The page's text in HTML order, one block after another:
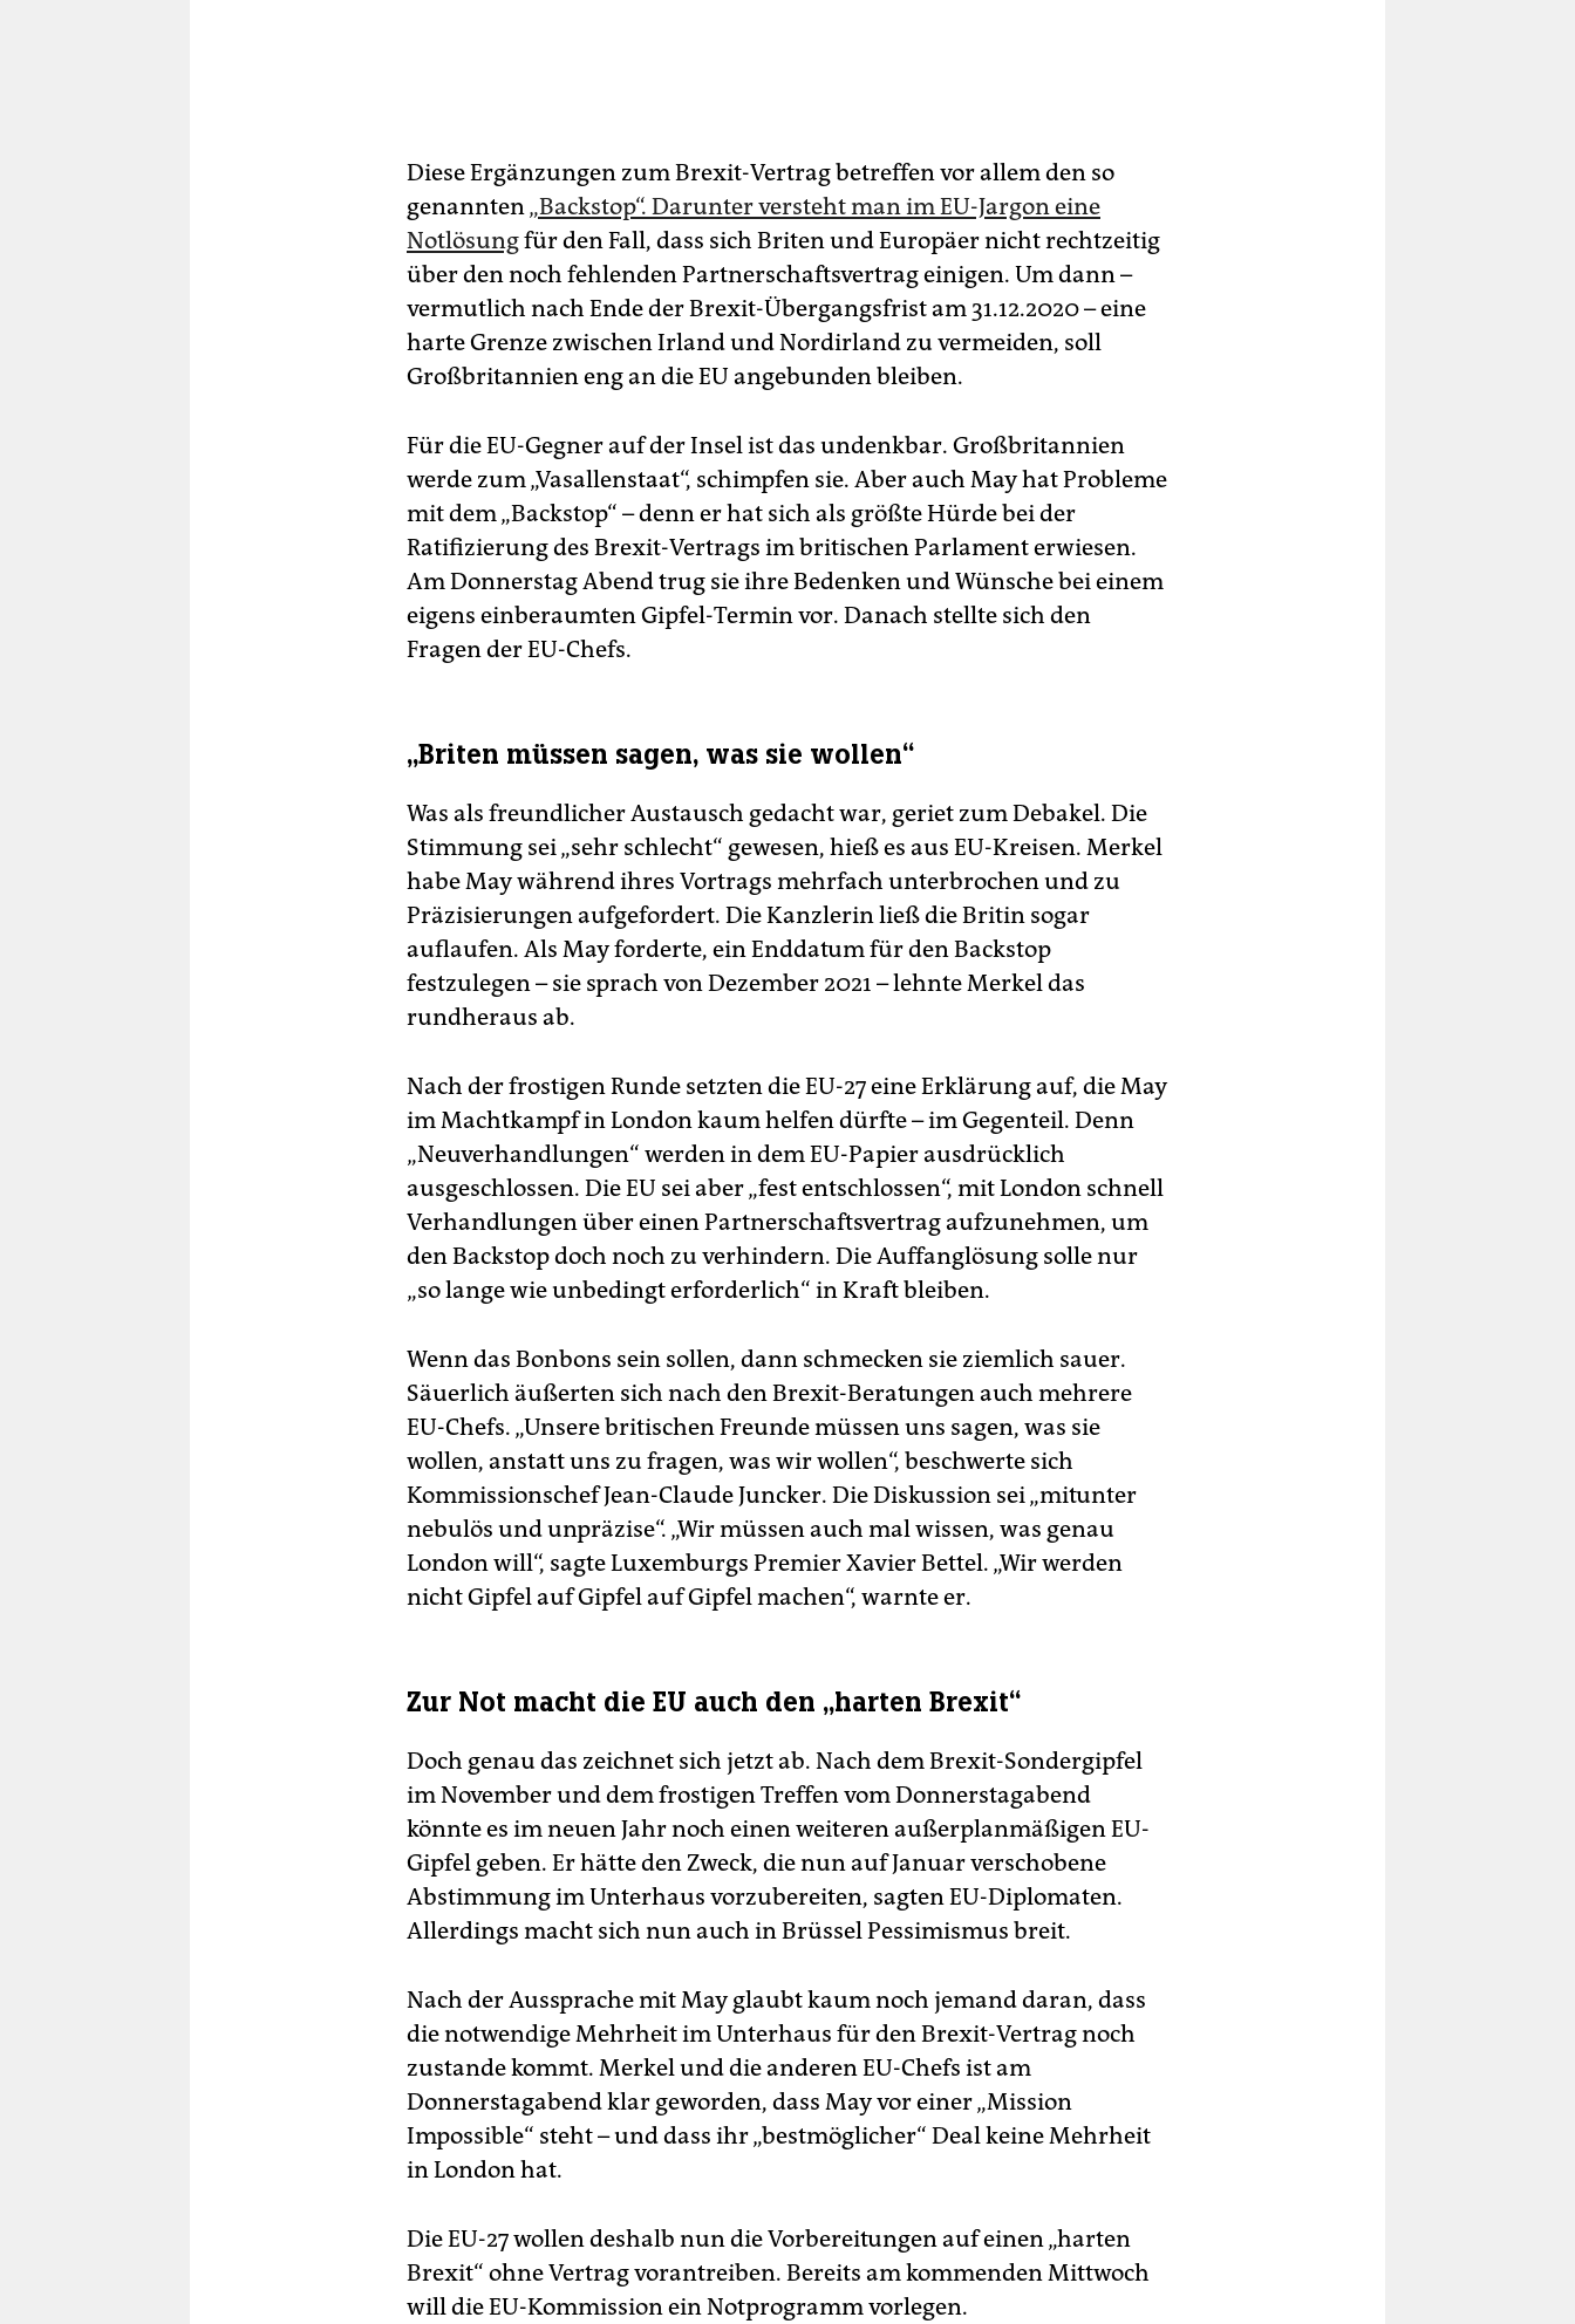
Diese Ergänzungen zum Brexit-Vertrag betreffen vor allem den so
genannten„Backstop“. Darunter versteht man im EU-Jargon eine
Notlösungfür den Fall, dass sich Briten und Europäer nicht rechtzeitig
über den noch fehlenden Partnerschaftsvertrag einigen. Um dann –
vermutlich nach Ende der Brexit-Übergangsfrist am 31.12.2020 – eine
harte Grenze zwischen Irland und Nordirland zu vermeiden, soll
Großbritannien eng an die EU angebunden bleiben.
Für die EU-Gegner auf der Insel ist das undenkbar. Großbritannien
werde zum „Vasallenstaat“, schimpfen sie. Aber auch May hat Probleme
mit dem „Backstop“ – denn er hat sich als größte Hürde bei der
Ratifizierung des Brexit-Vertrags im britischen Parlament erwiesen.
Am Donnerstag Abend trug sie ihre Bedenken und Wünsche bei einem
eigens einberaumten Gipfel-Termin vor. Danach stellte sich den
Fragen der EU-Chefs.
„Briten müssen sagen, was sie wollen“
Was als freundlicher Austausch gedacht war, geriet zum Debakel. Die
Stimmung sei „sehr schlecht“ gewesen, hieß es aus EU-Kreisen. Merkel
habe May während ihres Vortrags mehrfach unterbrochen und zu
Präzisierungen aufgefordert. Die Kanzlerin ließ die Britin sogar
auflaufen. Als May forderte, ein Enddatum für den Backstop
festzulegen – sie sprach von Dezember 2021 – lehnte Merkel das
rundheraus ab.
Nach der frostigen Runde setzten die EU-27 eine Erklärung auf, die May
im Machtkampf in London kaum helfen dürfte – im Gegenteil. Denn
„Neuverhandlungen“ werden in dem EU-Papier ausdrücklich
ausgeschlossen. Die EU sei aber „fest entschlossen“, mit London schnell
Verhandlungen über einen Partnerschaftsvertrag aufzunehmen, um
den Backstop doch noch zu verhindern. Die Auffanglösung solle nur
„so lange wie unbedingt erforderlich“ in Kraft bleiben.
Wenn das Bonbons sein sollen, dann schmecken sie ziemlich sauer.
Säuerlich äußerten sich nach den Brexit-Beratungen auch mehrere
EU-Chefs. „Unsere britischen Freunde müssen uns sagen, was sie
wollen, anstatt uns zu fragen, was wir wollen“, beschwerte sich
Kommissionschef Jean-Claude Juncker. Die Diskussion sei „mitunter
nebulös und unpräzise“. „Wir müssen auch mal wissen, was genau
London will“, sagte Luxemburgs Premier Xavier Bettel. „Wir werden
nicht Gipfel auf Gipfel auf Gipfel machen“, warnte er.
Zur Not macht die EU auch den „harten Brexit“
Doch genau das zeichnet sich jetzt ab. Nach dem Brexit-Sondergipfel
im November und dem frostigen Treffen vom Donnerstagabend
könnte es im neuen Jahr noch einen weiteren außerplanmäßigen EU-
Gipfel geben. Er hätte den Zweck, die nun auf Januar verschobene
Abstimmung im Unterhaus vorzubereiten, sagten EU-Diplomaten.
Allerdings macht sich nun auch in Brüssel Pessimismus breit.
Nach der Aussprache mit May glaubt kaum noch jemand daran, dass
die notwendige Mehrheit im Unterhaus für den Brexit-Vertrag noch
zustande kommt. Merkel und die anderen EU-Chefs ist am
Donnerstagabend klar geworden, dass May vor einer „Mission
Impossible“ steht – und dass ihr „bestmöglicher“ Deal keine Mehrheit
in London hat.
Die EU-27 wollen deshalb nun die Vorbereitungen auf einen „harten
Brexit“ ohne Vertrag vorantreiben. Bereits am kommenden Mittwoch
will die EU-Kommission ein Notprogramm vorlegen.